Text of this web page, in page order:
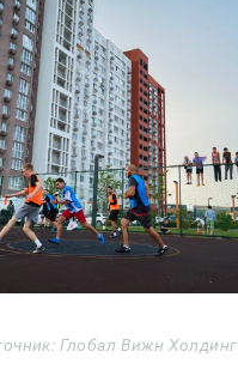
Глобал Вижн Холдинг